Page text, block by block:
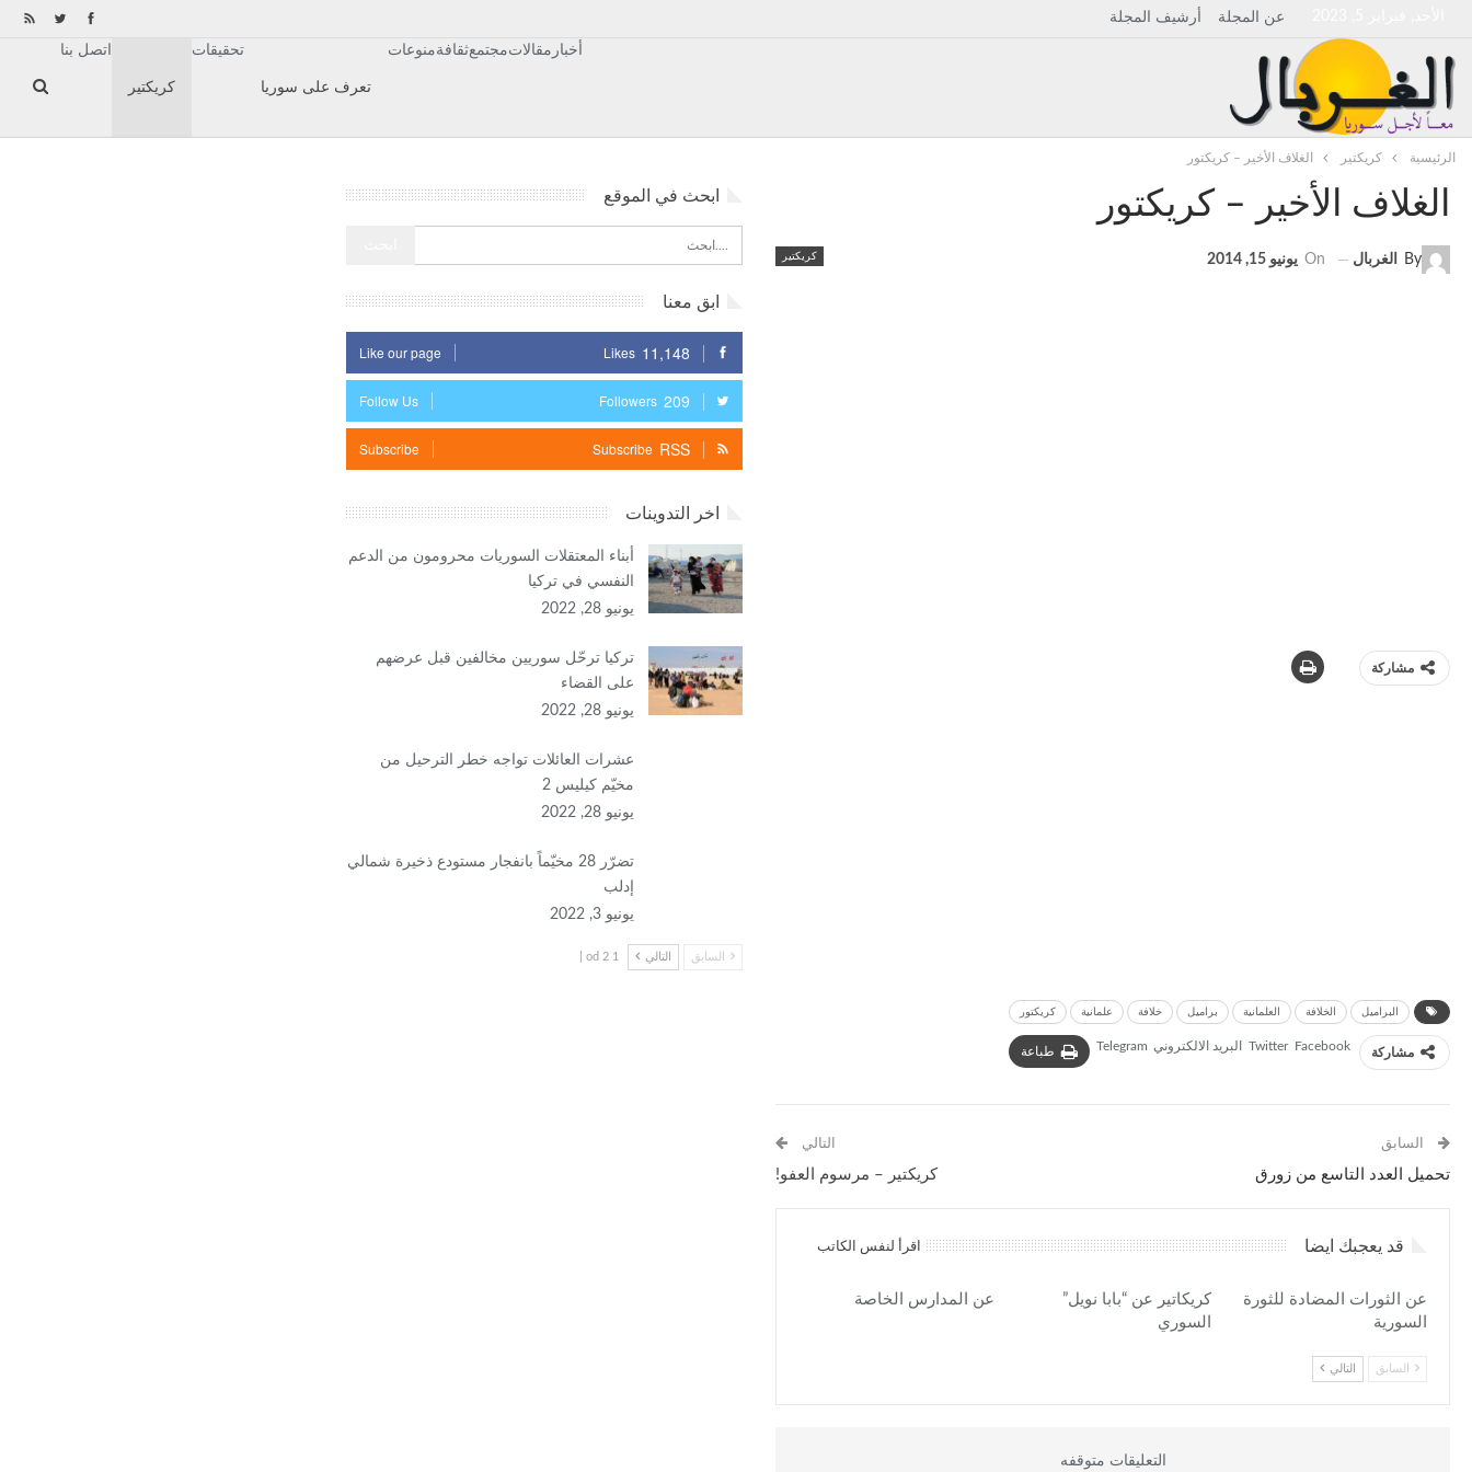
عن المجلة أرشيف المجلة
أخبار مقالاتمجتمعثقافةمنوعات
تعرف على سوريا
تحقيقات
كريكتير
اتصل بنا
الرئيسية كريكتير الغلاف الأخير – كريكتور
الغلاف الأخير – كريكتور
كريكتير By الغربال On يونيو 15, 2014
مشاركة
البراميل الخلافة العلمانية براميل خلافة علمانية كريكتور
مشاركة Facebook
Twitter البريد الالكتروني Telegram طباعة
السابق
تحميل العدد التاسع من زورق
التالي
كريكتير – مرسوم العفو!
قد يعجبك ايضا اقرأ لنفس الكاتب
عن الثورات المضادة للثورة
السورية
كريكاتير عن “بابا نويل”
السوري
عن المدارس الخاصة
السابق التالي
التعليقات متوقفه
ابحث في الموقع
ابق معنا
11,148
Likes
Like our page
209
Followers
Follow Us
RSS
Subscribe
Subscribe
اخر التدوينات
أبناء المعتقلات السوريات محرومون من الدعم
النفسي في تركيا
يونيو 28, 2022
تركيا ترحّل سوريين مخالفين قبل عرضهم
على القضاء
يونيو 28, 2022
عشرات العائلات تواجه خطر الترحيل من
مخيّم كيليس 2
يونيو 28, 2022
تضرّر 28 مخيّماً بانفجار مستودع ذخيرة شمالي
إدلب
يونيو 3, 2022
السابق التالي 1 od 2 |